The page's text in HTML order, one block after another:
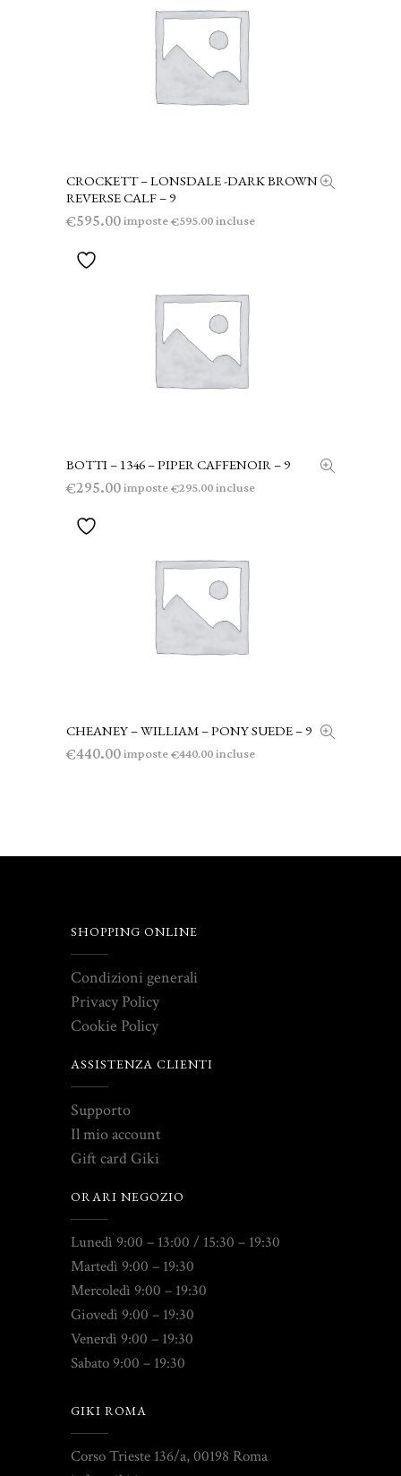
LEGGI TUTTO
CROCKETT – LONSDALE -DARK BROWN
REVERSE CALF – 9
€595.00imposte€595.00incluse
AGGIUNGI AL CARRELLO
BOTTI – 1346 – PIPER CAFFENOIR – 9
€295.00imposte€295.00incluse
AGGIUNGI AL CARRELLO
CHEANEY – WILLIAM – PONY SUEDE – 9
€440.00imposte€440.00incluse
SHOPPING ONLINE
Condizioni generali
Privacy Policy
Cookie Policy
ASSISTENZA CLIENTI
Supporto
Il mio account
Gift card Giki
ORARI NEGOZIO
Lunedì 9:00 – 13:00 / 15:30 – 19:30
Martedì 9:00 – 19:30
Mercoledì 9:00 – 19:30
Giovedì 9:00 – 19:30
Venerdì 9:00 – 19:30
Sabato 9:00 – 19:30
GIKI ROMA
Corso Trieste 136/a, 00198 Roma